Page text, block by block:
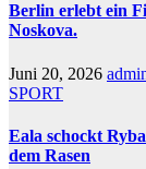
Berlin erlebt ein
Noskova.
Juni 20, 2026
SPORT
Eala schockt
dem Rasen